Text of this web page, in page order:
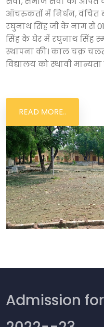
ऑचरुकतों में निर्धन, वंचित
रघुनाथ सिंह जी के नाम से
सिंह के घेर में रघुनाथ सिंह
स्थापना की। काल चक्र
विद्यालय को स्थावी मान्यता
READ MORE..
Admission